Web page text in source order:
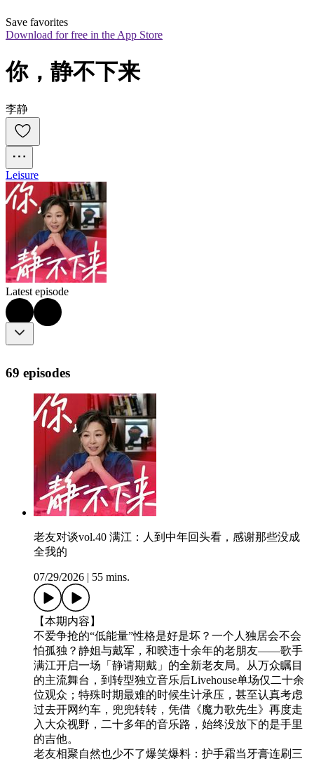
Save favorites
Download for free in the App Store
你，静不下来
李静
Leisure
Latest episode
69 episodes
老友对谈vol.40 满江：人到中年回头看，感谢那些没成
全我的
07/29/2026 55 mins.
【本期内容】
不爱争抢的“低能量”性格是好是坏？一个人独居会不会
怕孤独？静姐与戴军，和暌违十余年的老朋友——歌手
满江开启一场「静请期戴」的全新老友局。从万众瞩目
的主流舞台，到转型独立音乐后Livehouse单场仅二十余
位观众；特殊时期最难的时候生计承压，甚至认真考虑
过去开网约车，兜兜转转，凭借《魔力歌先生》再度走
入大众视野，二十多年的音乐路，始终没放下的是手里
的吉他。
老友相聚自然也少不了爆笑爆料：护手霜当牙膏连刷三